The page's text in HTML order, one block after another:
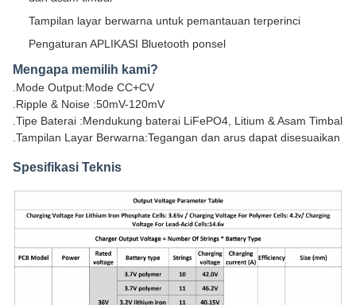
Tampilan layar berwarna untuk pemantauan terperinci
Pengaturan APLIKASI Bluetooth ponsel
Mengapa memilih kami?
.Mode Output:Mode CC+CV
.Ripple & Noise :50mV-120mV
.Tipe Baterai :Mendukung baterai LiFePO4, Litium & Asam Timbal
.Tampilan Layar Berwarna:Tegangan dan arus dapat disesuaikan
Spesifikasi Teknis